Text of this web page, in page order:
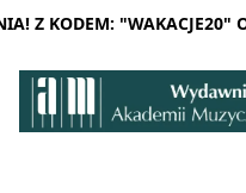
Z KODEM: